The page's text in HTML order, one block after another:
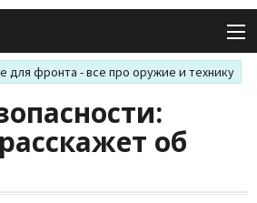
для фронта - все про оружие и технику
об